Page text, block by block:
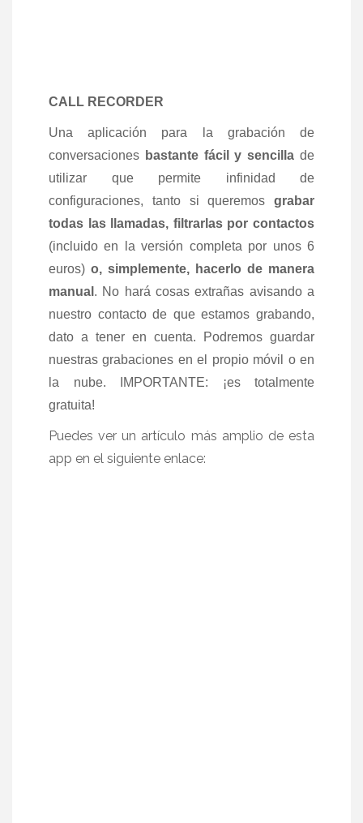
CALL RECORDER
Una aplicación para la grabación de
conversaciones bastante fácil y sencilla de
utilizar que permite infinidad de
configuraciones, tanto si queremos grabar
todas las llamadas, filtrarlas por contactos
(incluido en la versión completa por unos 6
euros) o, simplemente, hacerlo de manera
manual . No hará cosas extrañas avisando a
nuestro contacto de que estamos grabando,
dato a tener en cuenta. Podremos guardar
nuestras grabaciones en el propio móvil o en
la nube. IMPORTANTE: ¡es totalmente
gratuita!
Puedes ver un artículo más amplio de esta
app en el siguiente enlace: